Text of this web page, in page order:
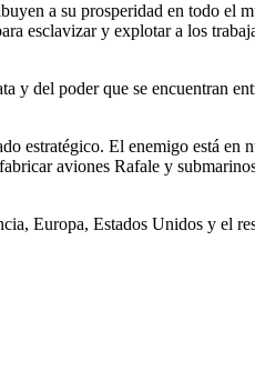
a su prosperidad en todo el
esclavizar y explotar a los
y del poder que se encuentran
estratégico. El enemigo está en
aviones Rafale y
Europa, Estados Unidos y el